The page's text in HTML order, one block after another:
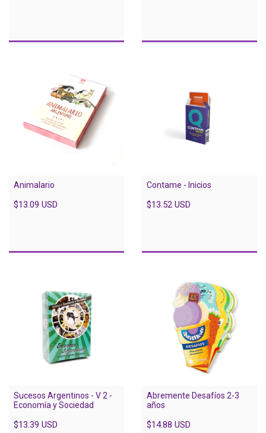
Animalario
$13.09 USD
Contame - Inicios
$13.52 USD
Sucesos Argentinos - V 2 -
Economía y Sociedad
$13.39 USD
Abremente Desafíos 2-3
años
$14.88 USD